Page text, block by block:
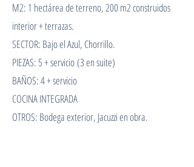
M2: 1 hectárea de terreno, 200 m2 construidos
interior + terrazas.
SECTOR: Bajo el Azul, Chorrillo.
PIEZAS: 5 + servicio(3 en suite)
BAÑOS: 4 + servicio
COCINA INTEGRADA
OTROS: Bodega exterior, Jacuzzi en obra.